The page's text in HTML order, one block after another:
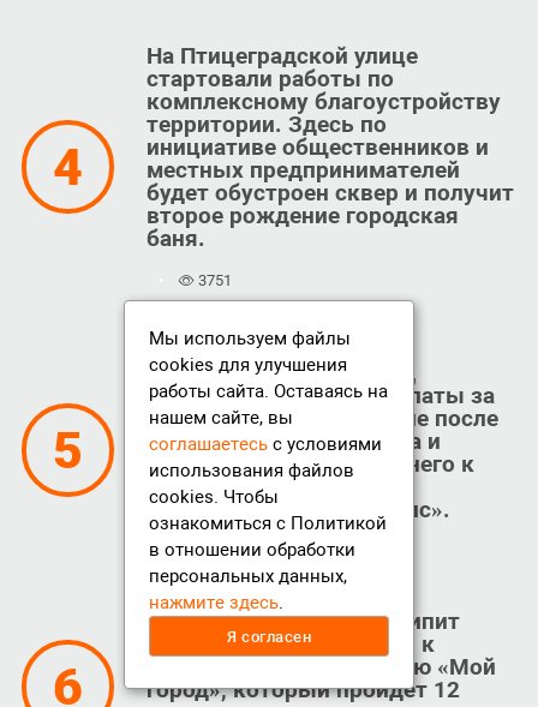
4
На Птицеградской улице
стартовали работы по
комплексному благоустройству
территории. Здесь по
инициативе общественников и
местных предпринимателей
будет обустроен сквер и получит
второе рождение городская
баня.
3751
5
В Сергиево-Посадском
отделении МосОблЕИРЦ
разъяснили порядок оплаты за
холодное водоснабжение после
банкротства Водоканала и
приступившего вместо него к
работе муниципального
предприятия «КомСервис».
3566
6
В Пожарном переулке кипит
работа: здесь готовятся к
молодёжному фестивалю «Мой
город», который пройдёт 12
Мы используем файлы
cookies для улучшения
работы сайта. Оставаясь на
нашем сайте, вы
соглашаетесь с условиями
использования файлов
cookies. Чтобы
ознакомиться с Политикой
в отношении обработки
персональных данных,
нажмите здесь.
Я согласен